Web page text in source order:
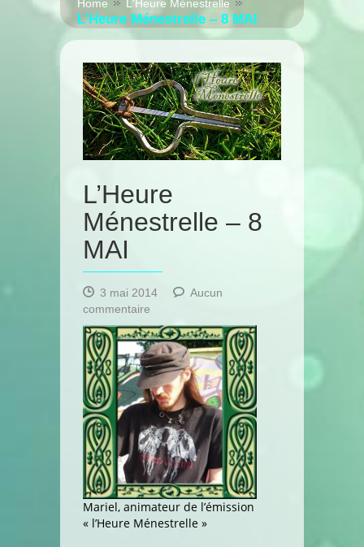
Home L'Heure Ménestrelle
L’Heure Ménestrelle – 8 MAI
L’Heure
Ménestrelle – 8
MAI
3 mai 2014
Aucun
commentaire
L’Heure
Ménestrelle
–
8
MAI
Mariel, animateur de l’émission
« l’Heure Ménestrelle »